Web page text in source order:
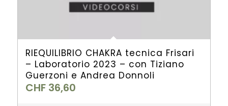
RIEQUILIBRIO CHAKRA tecnica Frisari
– Laboratorio 2023 – con Tiziano
Guerzoni e Andrea Donnoli
CHF36,60